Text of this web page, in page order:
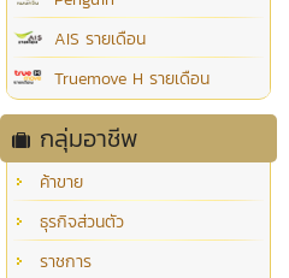
AIS รายเดือน
Truemove H รายเดือน
กลุ่มอาชีพ
ค้าขาย
ธุรกิจส่วนตัว
ราชการ